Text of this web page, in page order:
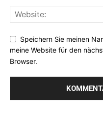
Speichern Sie meinen
meine Website für den
Browser.